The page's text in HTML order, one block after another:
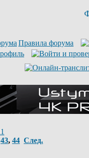
Правила форума
43, 44 След.